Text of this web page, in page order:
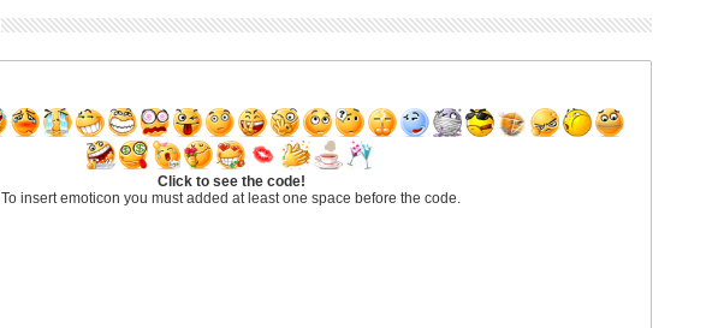
Click to see the code!
To insert emoticon you must added at least one space before the code.